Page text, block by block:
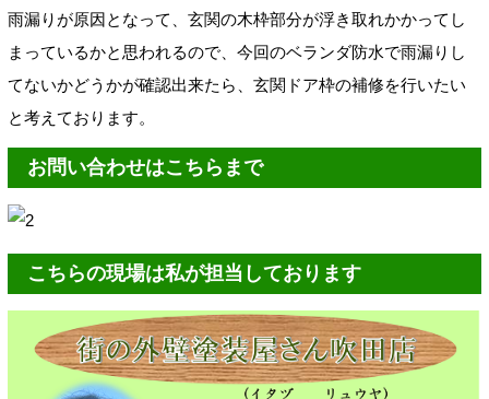
雨漏りが原因となって、玄関の木枠部分が浮き取れかかってし
まっているかと思われるので、今回のベランダ防水で雨漏りし
てないかどうかが確認出来たら、玄関ドア枠の補修を行いたい
と考えております。
お問い合わせはこちらまで
こちらの現場は私が担当しております